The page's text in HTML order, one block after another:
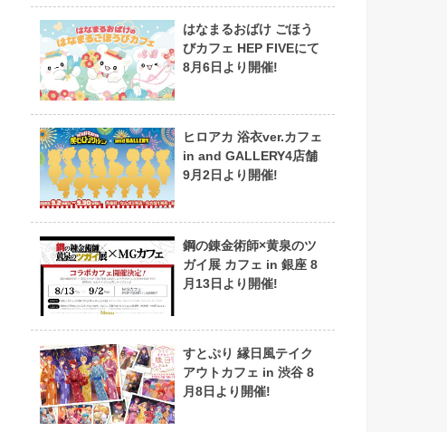
はなまるおばけ ごほう
びカフェ HEP FIVEにて
8月6日より開催!
ヒロアカ 浴衣ver.カフェ
in and GALLERY4店舗
9月2日より開催!
鋼の錬金術師×黄泉のツ
ガイ展 カフェ in 銀座 8
月13日より開催!
すとぷり 縁日風テイク
アウトカフェ in 渋谷 8
月8日より開催!